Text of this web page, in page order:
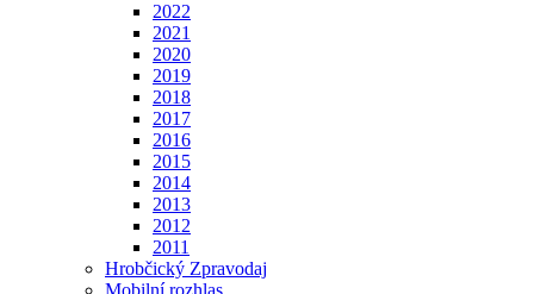
2022
2021
2020
2019
2018
2017
2016
2015
2014
2013
2012
2011
Hrobčický Zpravodaj
Mobilní rozhlas